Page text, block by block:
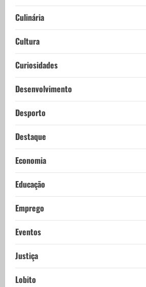
Culinária
Cultura
Curiosidades
Desenvolvimento
Desporto
Destaque
Economia
Educação
Emprego
Eventos
Justiça
Lobito